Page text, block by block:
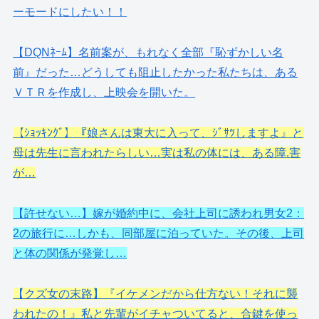
ーモードにしたい！！
【DQNﾈｰﾑ】名前案が、もれなく全部『恥ずかしい名
前』だった…どうしても阻止したかった私たちは、ある
ＶＴＲを作成し、上映会を開いた。
【ｼｮｯｷﾝｸﾞ】『娘さんは東大に入って、ｼﾞｻﾂしますよ』と
母は先生に言われたらしい…実は私の体には、ある障.害
が…
【許せない…】嫁が婚約中に、会社上司に誘われ男女2：
2の旅行に…しかも、同部屋に泊っていた。その後、上司
と体の関係が発覚し…
【クズ女の末路】『イケメンだから仕方ない！それに襲
われたの！』私と先輩がイチャついてると、合鍵を使っ